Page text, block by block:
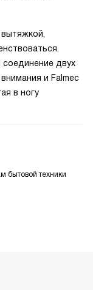
двух
и Falmec
в ногу
бытовой техники